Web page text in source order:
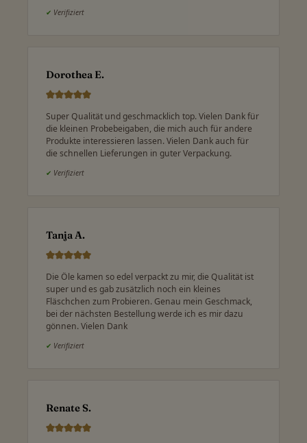
✔ Verifiziert
Dorothea E.
Super Qualität und geschmacklich top. Vielen Dank für
die kleinen Probebeigaben, die mich auch für andere
Produkte interessieren lassen. Vielen Dank auch für
die schnellen Lieferungen in guter Verpackung.
✔ Verifiziert
Tanja A.
Die Öle kamen so edel verpackt zu mir, die Qualität ist
super und es gab zusätzlich noch ein kleines
Fläschchen zum Probieren. Genau mein Geschmack,
bei der nächsten Bestellung werde ich es mir dazu
gönnen. Vielen Dank
✔ Verifiziert
Renate S.